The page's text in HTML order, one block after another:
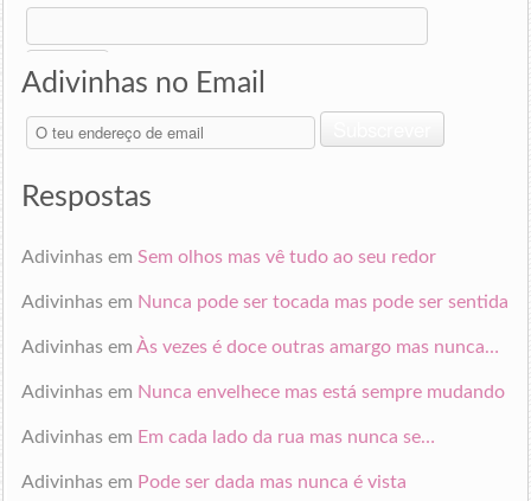
Search
for:
Adivinhas no Email
O
teu
de
Respostas
Adivinhasem Sem olhos mas vê tudo ao seu redor
Adivinhasem Nunca pode ser tocada mas pode ser sentida
Adivinhasem Às vezes é doce outras amargo mas nunca…
Adivinhasem Nunca envelhece mas está sempre mudando
Adivinhasem Em cada lado da rua mas nunca se…
Adivinhasem Pode ser dada mas nunca é vista